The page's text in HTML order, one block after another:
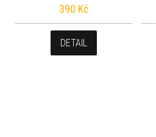
390 Kč
DETAIL